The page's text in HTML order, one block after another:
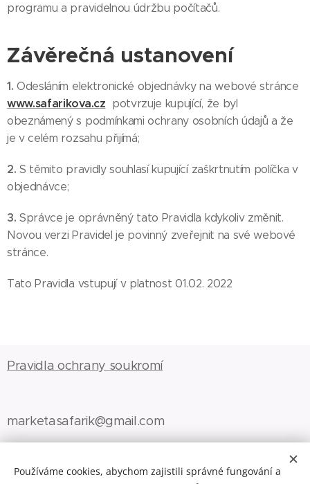
programu a pravidelnou údržbu počítačů.
Závěrečná ustanovení
1.Odesláním elektronické objednávky na webové stránce
www.safarikova.cz potvrzuje kupující, že byl
obeznámený s podmínkami ochrany osobních údajů a že
je v celém rozsahu přijímá;
2. S těmito pravidly souhlasí kupující zaškrtnutím políčka v
objednávce;
3. Správce je oprávněný tato Pravidla kdykoliv změnit.
Novou verzi Pravidel je povinný zveřejnit na své webové
stránce.
Tato Pravidla vstupují v platnost 01.02. 2022
Pravidla ochrany soukromí
marketasafarik@gmail.com
Používáme cookies, abychom zajistili správné fungování a